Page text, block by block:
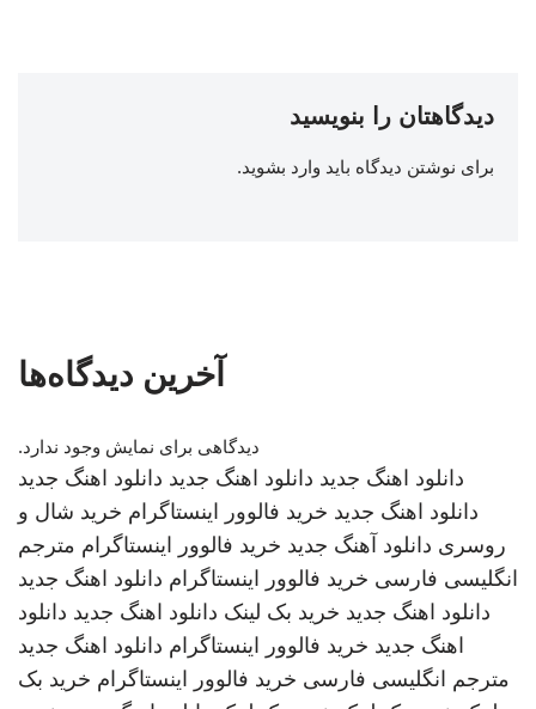
دیدگاهتان را بنویسید
برای نوشتن دیدگاه باید وارد بشوید.
آخرین دیدگاه‌ها
دیدگاهی برای نمایش وجود ندارد.
دانلود اهنگ جدید دانلود اهنگ جدید دانلود اهنگ جدید
دانلود اهنگ جدید خرید فالوور اینستاگرام خرید شال و
روسری دانلود آهنگ جدید خرید فالوور اینستاگرام مترجم
انگلیسی فارسی خرید فالوور اینستاگرام دانلود اهنگ جدید
دانلود اهنگ جدید خرید بک لینک دانلود اهنگ جدید دانلود
اهنگ جدید خرید فالوور اینستاگرام دانلود اهنگ جدید
مترجم انگلیسی فارسی خرید فالوور اینستاگرام خرید بک